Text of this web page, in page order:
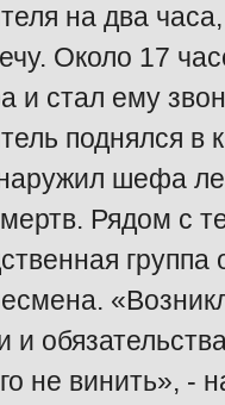
на два
Около 17
и стал ему
поднялся в
шефа
Рядом с
и
не винить», -